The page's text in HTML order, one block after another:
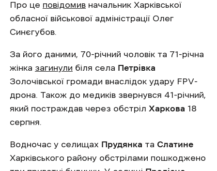
Про це повідомив начальник Харківської
обласної військової адміністрації Олег
Синєгубов.
За його даними, 70-річний чоловік та 71-річна
жінка загинули біля села Петрівка
Золочівської громади внаслідок удару FPV-
дрона. Також до медиків звернувся 41-річний,
який постраждав через обстріл Харкова 18
серпня.
Водночас у селищах Прудянка та Слатине
Харківського району обстрілами пошкоджено